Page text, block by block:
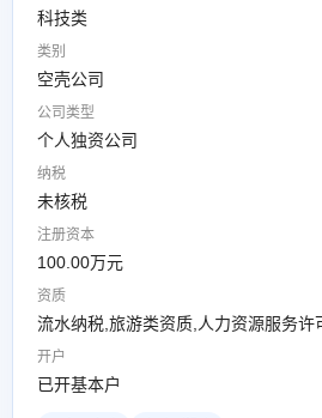
科技类
类别
空壳公司
公司类型
个人独资公司
纳税
未核税
注册资本
100.00万元
资质
流水纳税,旅游类资质,人力资源服务许
开户
已开基本户